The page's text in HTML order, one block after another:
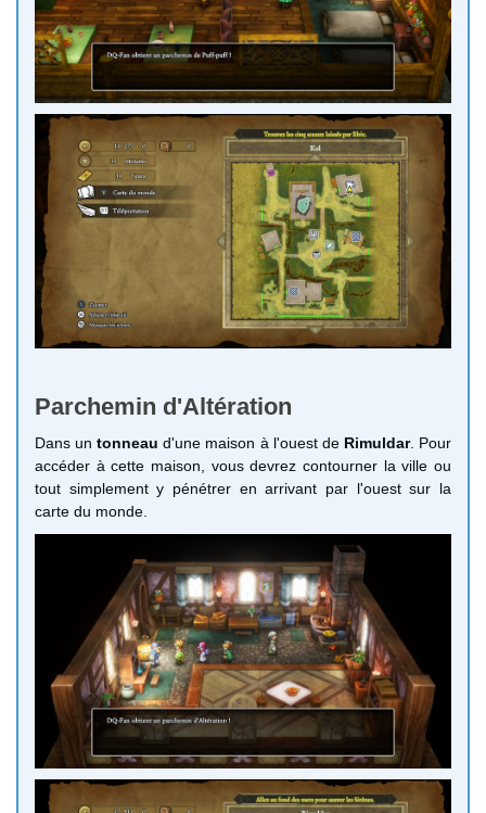
Parchemin d'Altération
Dans untonneau d'une maison à l'ouest de Rimuldar. Pour
accéder à cette maison, vous devrez contourner la ville ou
tout simplement y pénétrer en arrivant par l'ouest sur la
carte du monde.